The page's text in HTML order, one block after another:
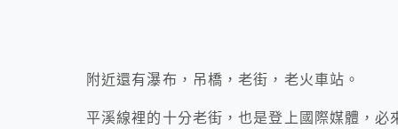
附近還有瀑布，吊橋，老街，老火車站。
平溪線裡的十分老街，也是登上國際媒體，必